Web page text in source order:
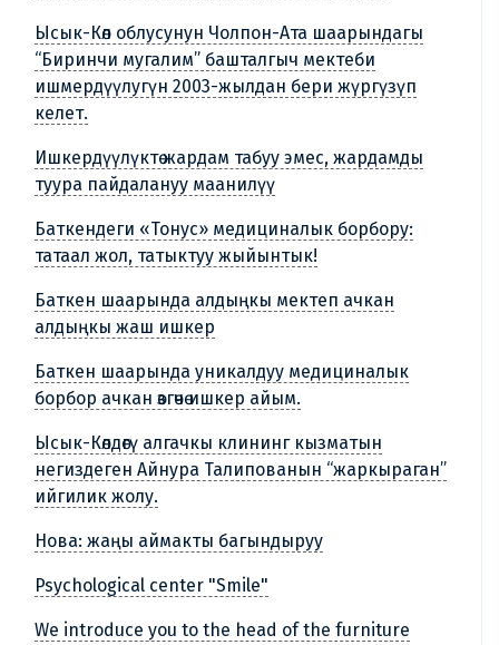
Ысык-Көл облусунун Чолпон-Ата шаарындагы
“Биринчи мугалим” башталгыч мектеби
ишмердүүлугүн 2003-жылдан бери жүргүзүп
келет.
Ишкердүүлүктө жардам табуу эмес, жардамды
туура пайдалануу маанилүү
Баткендеги «Тонус» медициналык борбору:
татаал жол, татыктуу жыйынтык!
Баткен шаарында алдыңкы мектеп ачкан
алдыңкы жаш ишкер
Баткен шаарында уникалдуу медициналык
борбор ачкан өзгөчө ишкер айым.
Ысык-Көлдөгү алгачкы клининг кызматын
негиздеген Айнура Талипованын “жаркыраган”
ийгилик жолу.
Нова: жаңы аймакты багындыруу
Psychological center "Smile"
We introduce you to the head of the furniture